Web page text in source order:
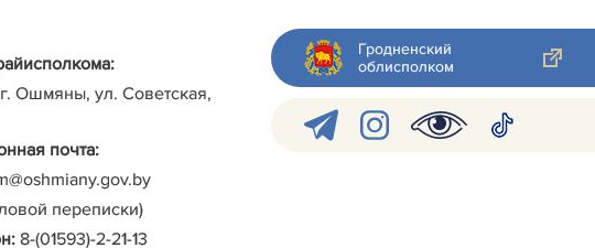
г. Ошмяны, ул. Советская,
почта:
переписки)
8-(01593)-2-21-13
Гродненский
облисполком